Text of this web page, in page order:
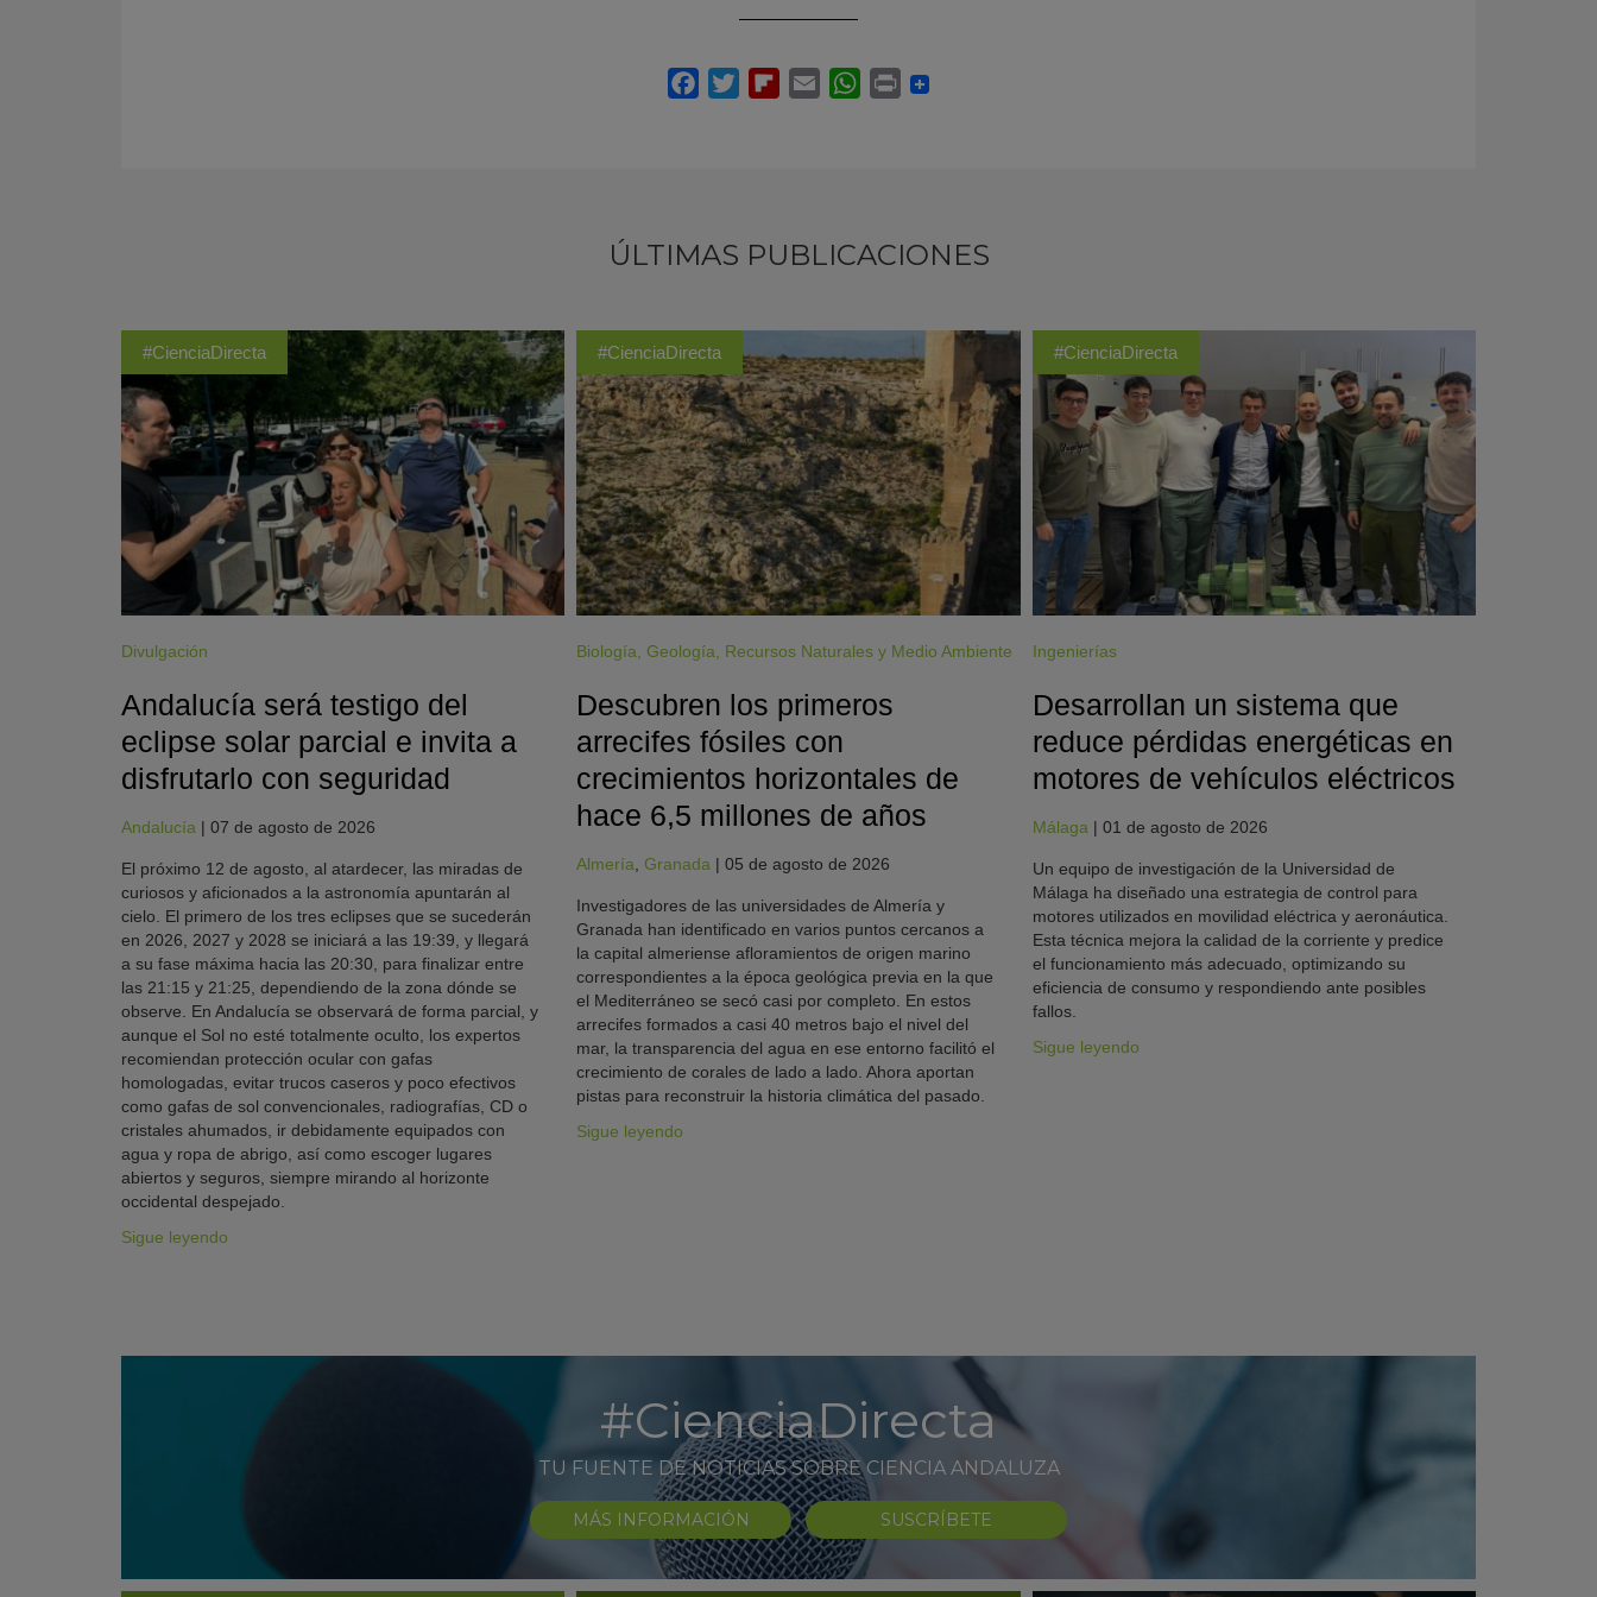
ÚLTIMAS PUBLICACIONES
#CienciaDirecta
Divulgación
Andalucía será testigo del
eclipse solar parcial e invita a
disfrutarlo con seguridad
Andalucía | 07 de agosto de 2026
El próximo 12 de agosto, al atardecer, las miradas de
curiosos y aficionados a la astronomía apuntarán al
cielo. El primero de los tres eclipses que se sucederán
en 2026, 2027 y 2028 se iniciará a las 19:39, y llegará
a su fase máxima hacia las 20:30, para finalizar entre
las 21:15 y 21:25, dependiendo de la zona dónde se
observe. En Andalucía se observará de forma parcial, y
aunque el Sol no esté totalmente oculto, los expertos
recomiendan protección ocular con gafas
homologadas, evitar trucos caseros y poco efectivos
como gafas de sol convencionales, radiografías, CD o
cristales ahumados, ir debidamente equipados con
agua y ropa de abrigo, así como escoger lugares
abiertos y seguros, siempre mirando al horizonte
occidental despejado.
Sigue leyendo
#CienciaDirecta
Biología ,Geología Recursos Naturales y Medio Ambiente
Descubren los primeros
arrecifes fósiles con
crecimientos horizontales de
hace 6,5 millones de años
Almería ,Granada |05 de agosto de 2026
Investigadores de las universidades de Almería y
Granada han identificado en varios puntos cercanos a
la capital almeriense afloramientos de origen marino
correspondientes a la época geológica previa en la que
el Mediterráneo se secó casi por completo. En estos
arrecifes formados a casi 40 metros bajo el nivel del
mar, la transparencia del agua en ese entorno facilitó el
crecimiento de corales de lado a lado. Ahora aportan
pistas para reconstruir la historia climática del pasado.
Sigue leyendo
#CienciaDirecta
Ingenierías
Desarrollan un sistema que
reduce pérdidas energéticas en
motores de vehículos eléctricos
Málaga | 01 de agosto de 2026
Un equipo de investigación de la Universidad de
Málaga ha diseñado una estrategia de control para
motores utilizados en movilidad eléctrica y aeronáutica.
Esta técnica mejora la calidad de la corriente y predice
el funcionamiento más adecuado, optimizando su
eficiencia de consumo y respondiendo ante posibles
fallos.
Sigue leyendo
#CienciaDirecta
TU FUENTE DE NOTICIAS SOBRE CIENCIA ANDALUZA
MÁS INFORMACIÓN SUSCRÍBETE